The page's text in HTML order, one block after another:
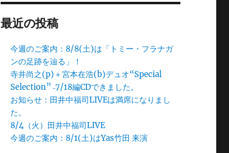
最近の投稿
今週のご案内：8/8(土)は「トミー・フラナガ
ンの足跡を辿る」！
寺井尚之(p)＋宮本在浩(b)デュオ“Special
Selection” ‐7/18編CDできました。
お知らせ：田井中福司LIVEは満席になりまし
た。
8/4（火）田井中福司LIVE
今週のご案内：8/1(土)はYas竹田 来演